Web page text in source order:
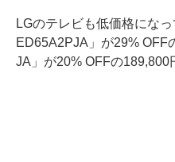
LGのテレビも低価格にな
ED65A2PJA」が29% OFF
JA」が20% OFFの189,800